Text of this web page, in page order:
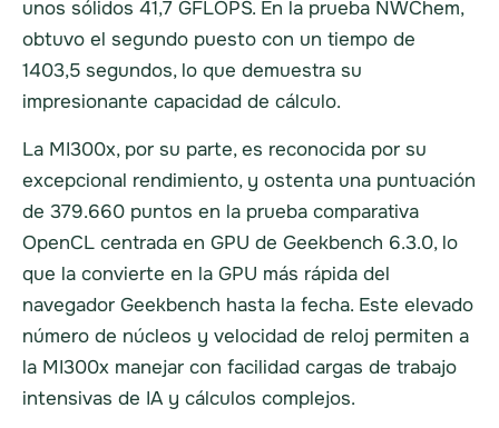
unos sólidos 41,7 GFLOPS. En la prueba NWChem,
obtuvo el segundo puesto con un tiempo de
1403,5 segundos, lo que demuestra su
impresionante capacidad de cálculo.
La MI300x, por su parte, es reconocida por su
excepcional rendimiento, y ostenta una puntuación
de 379.660 puntos en la prueba comparativa
OpenCL centrada en GPU de Geekbench 6.3.0, lo
que la convierte en la GPU más rápida del
navegador Geekbench hasta la fecha. Este elevado
número de núcleos y velocidad de reloj permiten a
la MI300x manejar con facilidad cargas de trabajo
intensivas de IA y cálculos complejos.